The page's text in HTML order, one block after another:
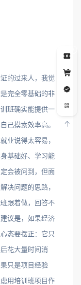
的过来人，我觉
完全零基础的非
班确实能提供一
己摸索效率高。
业说得太容易，
基础好、学习能
会被问到，但面
决问题的思路，
跟着做，回答不
议是，如果经济
态要摆正：它只
花大量时间消
只是项目经验
用培训班项目作